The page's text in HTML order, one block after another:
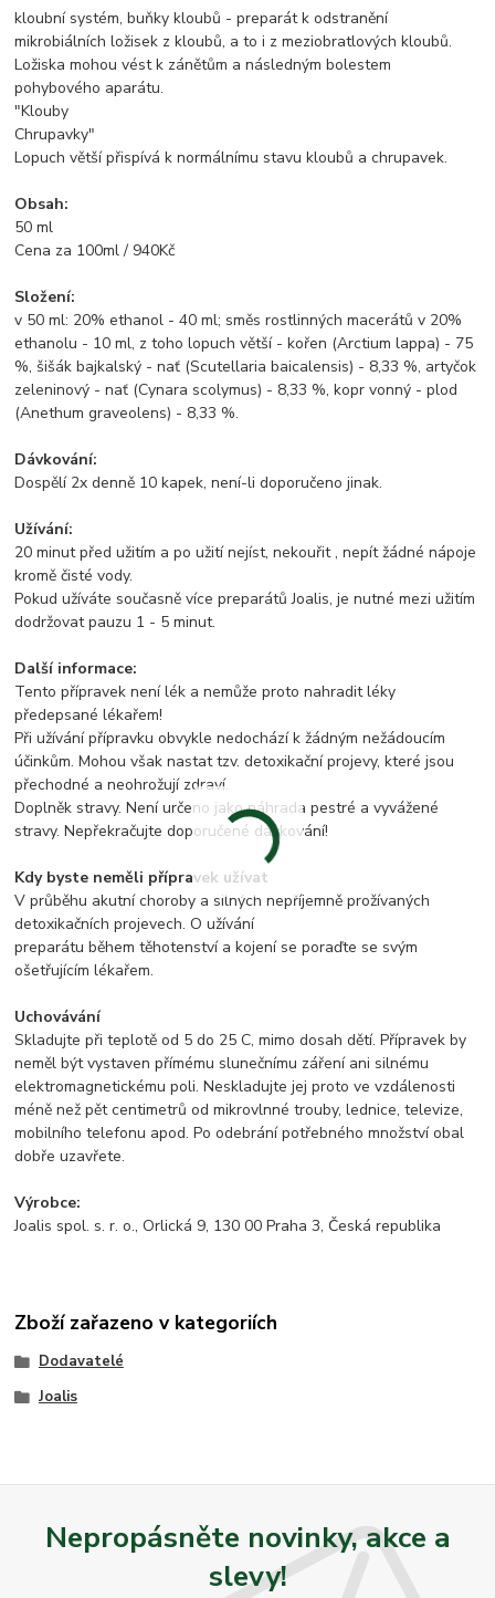
kloubní systém, buňky kloubů - preparát k odstranění
mikrobiálních ložisek z kloubů, a to i z meziobratlových kloubů.
Ložiska mohou vést k zánětům a následným bolestem
pohybového aparátu.
"Klouby
Chrupavky"
Lopuch větší přispívá k normálnímu stavu kloubů a chrupavek.
Obsah:
50 ml
Cena za 100ml / 940Kč
Složení:
v 50 ml: 20% ethanol - 40 ml; směs rostlinných macerátů v 20%
ethanolu - 10 ml, z toho lopuch větší - kořen (Arctium lappa) - 75
%, šišák bajkalský - nať (Scutellaria baicalensis) - 8,33 %, artyčok
zeleninový - nať (Cynara scolymus) - 8,33 %, kopr vonný - plod
(Anethum graveolens) - 8,33 %.
Dávkování:
Dospělí 2x denně 10 kapek, není-li doporučeno jinak.
Užívání:
20 minut před užitím a po užití nejíst, nekouřit , nepít žádné nápoje
kromě čisté vody.
Pokud užíváte současně více preparátů Joalis, je nutné mezi užitím
dodržovat pauzu 1 - 5 minut.
Další informace:
Tento přípravek není lék a nemůže proto nahradit léky
předepsané lékařem!
Při užívání přípravku obvykle nedochází k žádným nežádoucím
účinkům. Mohou však nastat tzv. detoxikační projevy, které jsou
přechodné a neohrožují zdraví.
Doplněk stravy. Není určeno jako náhrada pestré a vyvážené
stravy. Nepřekračujte doporučené dávkování!
Kdy byste neměli přípravek užívat
V průběhu akutní choroby a silných nepříjemně prožívaných
detoxikačních projevech. O užívání
preparátu během těhotenství a kojení se poraďte se svým
ošetřujícím lékařem.
Uchovávání
Skladujte při teplotě od 5 do 25 C, mimo dosah dětí. Přípravek by
neměl být vystaven přímému slunečnímu záření ani silnému
elektromagnetickému poli. Neskladujte jej proto ve vzdálenosti
méně než pět centimetrů od mikrovlnné trouby, lednice, televize,
mobilního telefonu apod. Po odebrání potřebného množství obal
dobře uzavřete.
Výrobce:
Joalis spol. s. r. o., Orlická 9, 130 00 Praha 3, Česká republika
Zboží zařazeno v kategoriích
Dodavatelé
Joalis
Nepropásněte novinky, akce a
slevy!